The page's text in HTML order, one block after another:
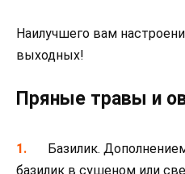
Наилучшего вам
выходных!
Пряные травы и
Базилик.
базилик в сушеном или